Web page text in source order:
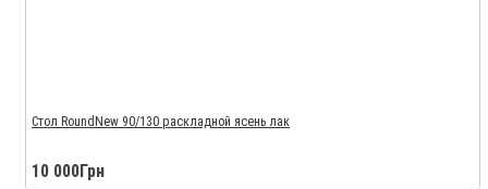
Стол RoundNew 90/130 раскладной ясень лак
10 000Грн